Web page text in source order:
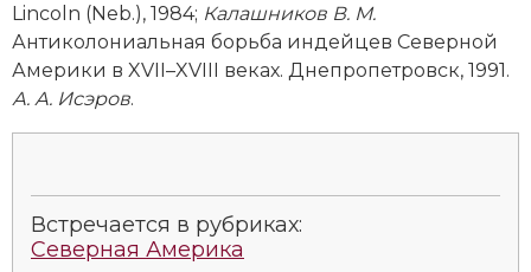
Религия и церковь
Россия
Специальные исторические дисциплины
Lincoln (Neb.), 1984; Калашников В. М.
Антиколониальная борьба индейцев Северной
Америки в XVII–XVIII веках. Днепропетровск, 1991.
А. А. Исэров.
Встречается в рубриках:
Северная Америка